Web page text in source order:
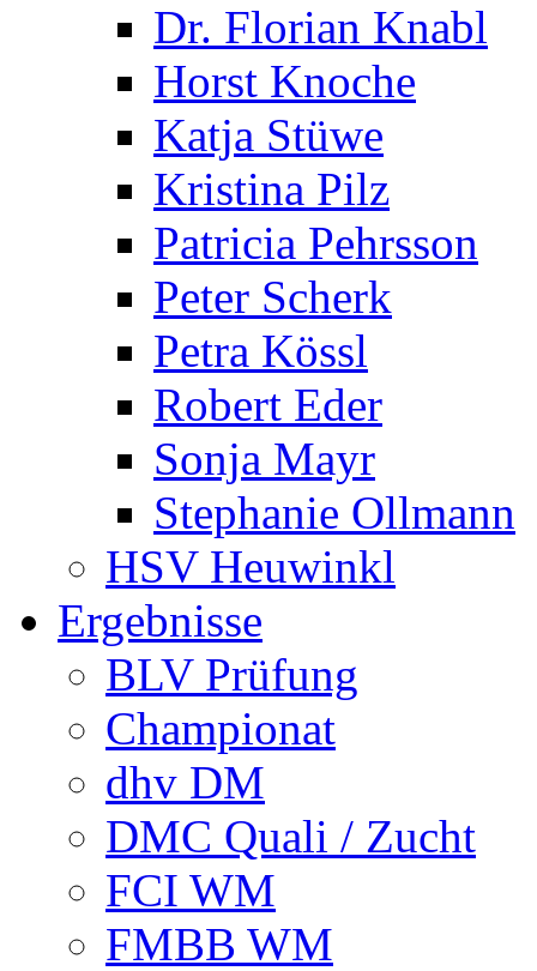
Dr. Florian Knabl
Horst Knoche
Katja Stüwe
Kristina Pilz
Patricia Pehrsson
Peter Scherk
Petra Kössl
Robert Eder
Sonja Mayr
Stephanie Ollmann
HSV Heuwinkl
Ergebnisse
BLV Prüfung
Championat
dhv DM
DMC Quali / Zucht
FCI WM
FMBB WM